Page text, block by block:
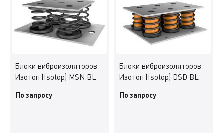
Блоки виброизоляторов
Изотоп (Isotop) MSN BL
По запросу
Блоки виброизоляторов
Изотоп (Isotop) DSD BL
По запросу